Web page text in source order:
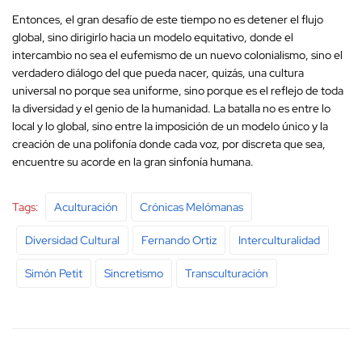
Entonces, el gran desafío de este tiempo no es detener el flujo
global, sino dirigirlo hacia un modelo equitativo, donde el
intercambio no sea el eufemismo de un nuevo colonialismo, sino el
verdadero diálogo del que pueda nacer, quizás, una cultura
universal no porque sea uniforme, sino porque es el reflejo de toda
la diversidad y el genio de la humanidad. La batalla no es entre lo
local y lo global, sino entre la imposición de un modelo único y la
creación de una polifonía donde cada voz, por discreta que sea,
encuentre su acorde en la gran sinfonía humana.
Tags: Aculturación Crónicas Melómanas
Diversidad Cultural Fernando Ortiz Interculturalidad
Simón Petit Sincretismo Transculturación